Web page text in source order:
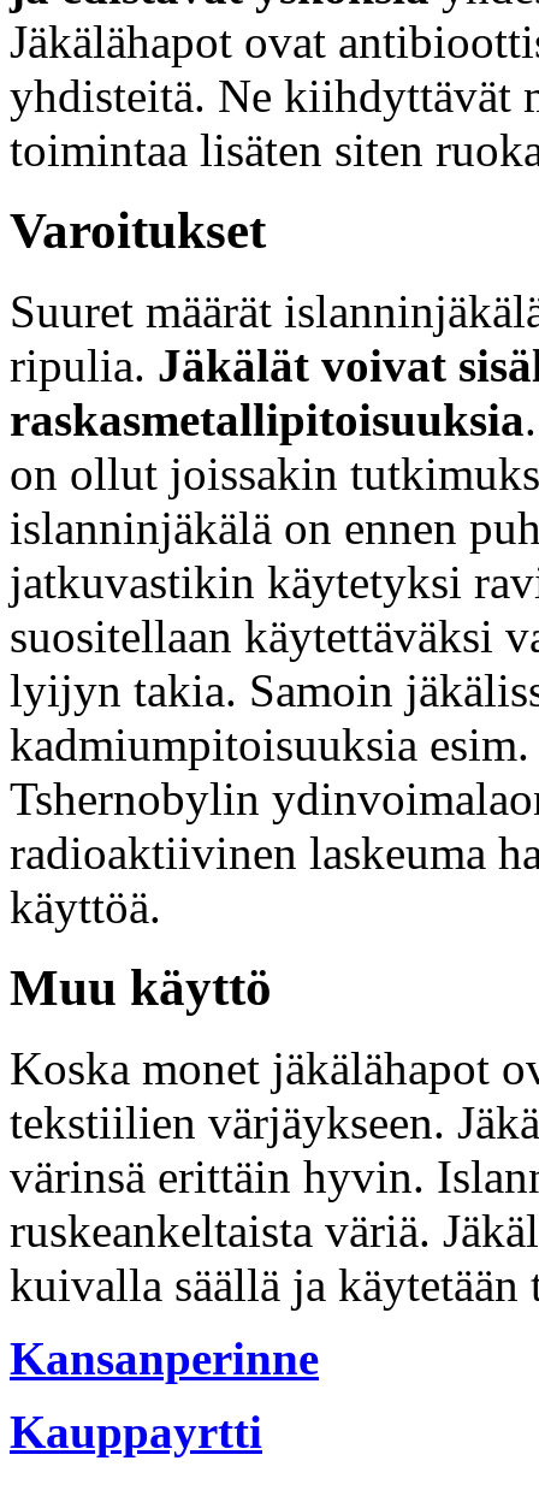
Jäkälähapot ovat
yhdisteitä. Ne kiihdyttävät
toimintaa lisäten siten
Varoitukset
Suuret määrät
ripulia. Jäkälät voivat
raskasmetallipitoisuuksia
on ollut joissakin
islanninjäkälä on ennen
jatkuvastikin käytetyksi
suositellaan käytettäväksi
lyijyn takia. Samoin
kadmiumpitoisuuksia
Tshernobylin
radioaktiivinen laskeuma
käyttöä.
Muu käyttö
Koska monet jäkälähapot
tekstiilien värjäykseen.
värinsä erittäin hyvin.
ruskeankeltaista väriä.
kuivalla säällä ja
Kansanperinne
Kauppayrtti